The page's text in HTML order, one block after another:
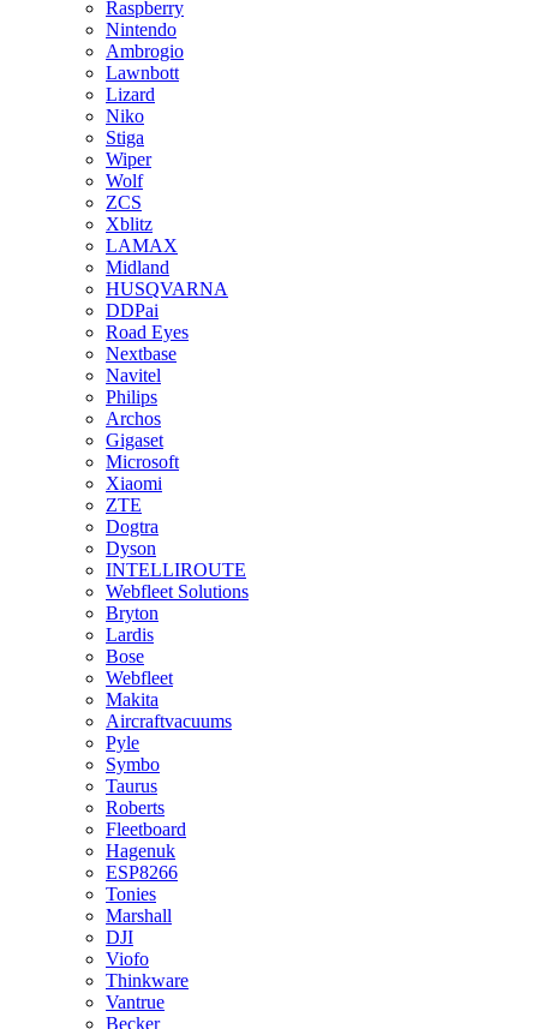
Raspberry
Nintendo
Ambrogio
Lawnbott
Lizard
Niko
Stiga
Wiper
Wolf
ZCS
Xblitz
LAMAX
Midland
HUSQVARNA
DDPai
Road Eyes
Nextbase
Navitel
Philips
Archos
Gigaset
Microsoft
Xiaomi
ZTE
Dogtra
Dyson
INTELLIROUTE
Webfleet Solutions
Bryton
Lardis
Bose
Webfleet
Makita
Aircraftvacuums
Pyle
Symbo
Taurus
Roberts
Fleetboard
Hagenuk
ESP8266
Tonies
Marshall
DJI
Viofo
Thinkware
Vantrue
Becker